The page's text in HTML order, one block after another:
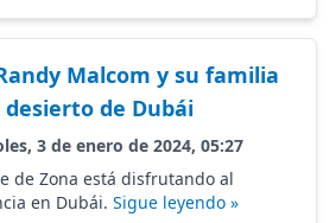
Malcom y su familia
de Dubái
3 de enero de 2024, 05:27
de Zona está disfrutando al
en Dubái. Sigue leyendo »